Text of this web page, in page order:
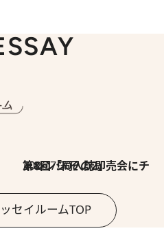
2026.7.30
第8回「同人誌即売会にチャレンジ その2」
セイルームTOP